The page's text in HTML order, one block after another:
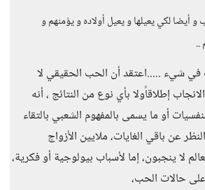
أيضا لكي يعيلها و يعيل أولاده و يؤمنهم و
..
شيء .....اعتقد أن الحب الحقيقي لا
إطلاقاًولا بأي نوع من النتائج ، أنه
أو ما يسمى بالمفهوم الشعبي بالتقاء
عن باقي الغايات، ملايين الأزواج
لا ينجبون، إما لأسباب بيولوجية أو فكرية،
حالات الحب،